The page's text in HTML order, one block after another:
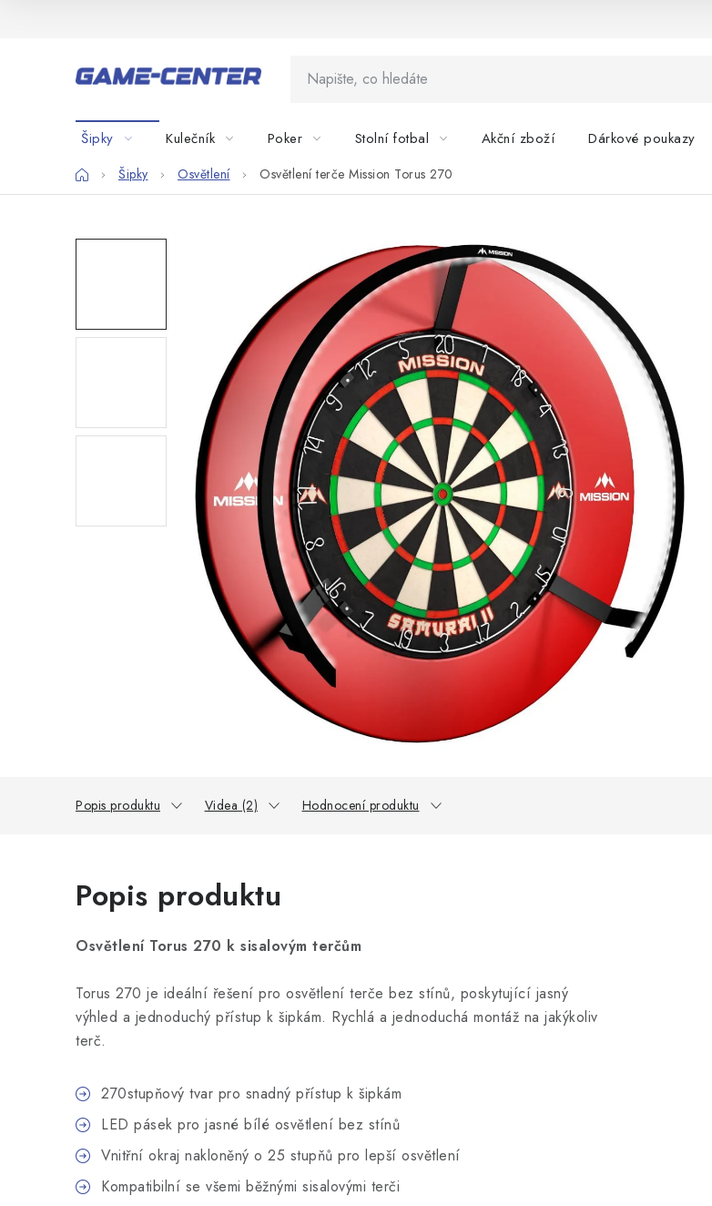
Šipky Kulečník Poker Stolní fotbal Akční zboží Dárkové poukazy
DomůŠipky Osvětlení Osvětlení terče Mission Torus 270
Popis produktu Videa (2) Hodnocení produktu
Popis produktu
Osvětlení Torus 270 k sisalovým terčům
Torus 270 je ideální řešení pro osvětlení terče bez stínů, poskytující jasný
výhled a jednoduchý přístup k šipkám. Rychlá a jednoduchá montáž na jakýkoliv
terč.
270stupňový tvar pro snadný přístup k šipkám
LED pásek pro jasné bílé osvětlení bez stínů
Vnitřní okraj nakloněný o 25 stupňů pro lepší osvětlení
Kompatibilní se všemi běžnými sisalovými terči